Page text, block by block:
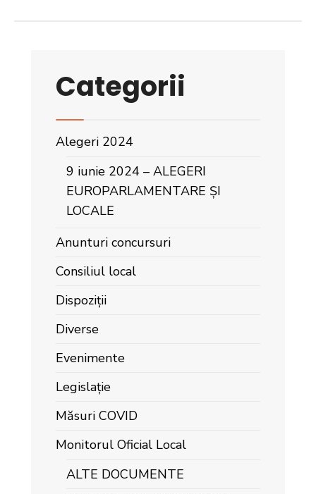
Categorii
Alegeri 2024
9 iunie 2024 – ALEGERI
EUROPARLAMENTARE ȘI
LOCALE
Anunturi concursuri
Consiliul local
Dispoziții
Diverse
Evenimente
Legislație
Măsuri COVID
Monitorul Oficial Local
ALTE DOCUMENTE